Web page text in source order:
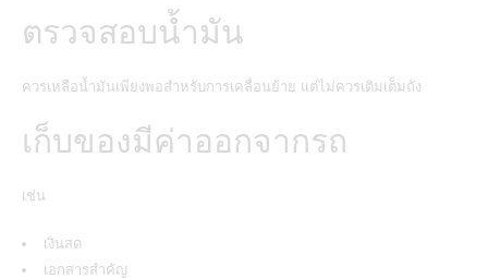
ตรวจสอบน้ำมัน
ควรเหลือน้ำมันเพียงพอสำหรับการเคลื่อนย้าย แต่ไม่ควรเติมเต็มถัง
เก็บของมีค่าออกจากรถ
เช่น
เงินสด
เอกสารสำคัญ